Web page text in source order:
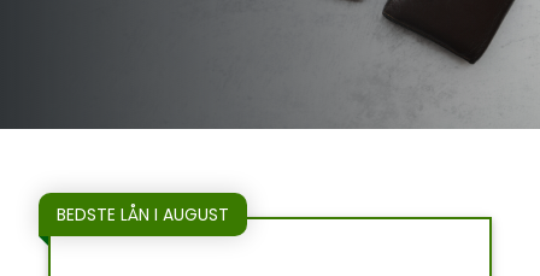
BEDSTE LÅN I AUGUST